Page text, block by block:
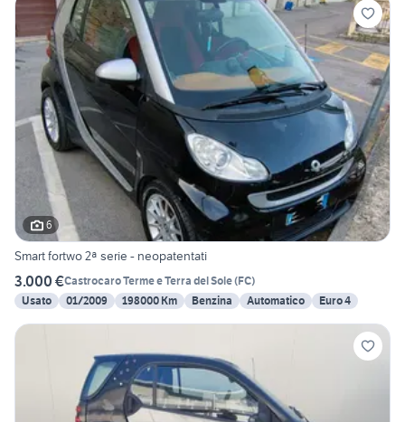
6
Smart fortwo 2ª serie - neopatentati
3.000 €Castrocaro Terme e Terra del Sole(FC)
Usato
01/2009 198000 Km Benzina Automatico Euro 4